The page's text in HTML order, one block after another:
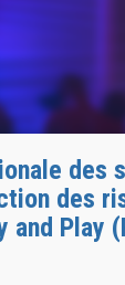
des
des
and Play